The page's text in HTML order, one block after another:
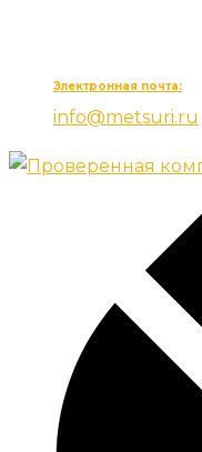
Электронная почта:
info@metsuri.ru